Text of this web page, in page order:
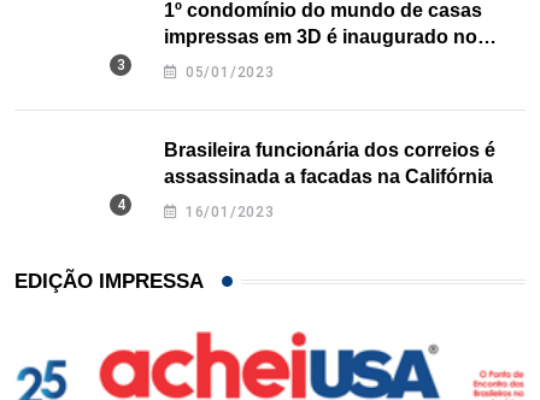
1º condomínio do mundo de casas
impressas em 3D é inaugurado no
Texas
05/01/2023
Brasileira funcionária dos correios é
assassinada a facadas na Califórnia
16/01/2023
EDIÇÃO IMPRESSA